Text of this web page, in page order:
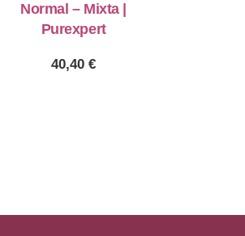
Normal – Mixta |
Purexpert
40,40€